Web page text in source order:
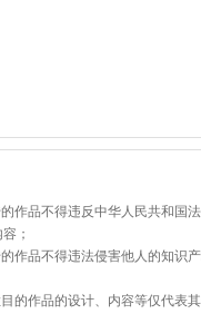
作品不得违反中华人民共和国
；
作品不得违法侵害他人的知识
的作品的设计、内容等仅代表